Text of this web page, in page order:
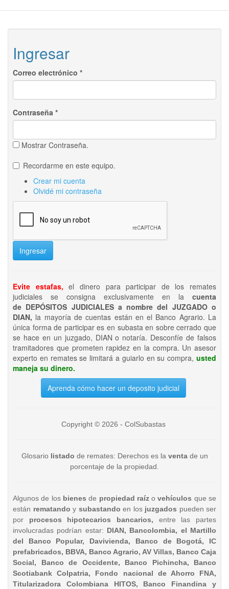
Ingresar
Correo electrónico *
Contraseña *
Mostrar Contraseña.
Recordarme en este equipo.
Crear mi cuenta
Olvidé mi contraseña
Ingresar
Evite estafas, el dinero para participar de los remates
judiciales se consigna exclusivamente en la cuenta
de DEPÓSITOS JUDICIALES a nombre del JUZGADO o
DIAN, la mayoría de cuentas están en el Banco Agrario. La
única forma de participar es en subasta en sobre cerrado que
se hace en un juzgado, DIAN o notaría. Desconfíe de falsos
tramitadores que prometen rapidez en la compra. Un asesor
experto en remates se limitará a guiarlo en su compra, usted
maneja su dinero.
Aprenda cómo hacer un deposito judicial
Copyright © 2026 - ColSubastas
Glosario listado de remates: Derechos es la ventade un
porcentaje de la propiedad.
Algunos de los bienesde propiedad raízo vehículos que se
están rematando y subastando en los juzgados pueden ser
por procesos hipotecarios bancarios, entre las partes
involucradas podrían estar: DIAN, Bancolombia, el Martillo
del Banco Popular, Davivienda, Banco de Bogotá, IC
prefabricados, BBVA, Banco Agrario, AV Villas, Banco Caja
Social, Banco de Occidente, Banco Pichincha, Banco
Scotiabank Colpatria, Fondo nacional de Ahorro FNA,
Titularizadora Colombiana HITOS, Banco Finandina y